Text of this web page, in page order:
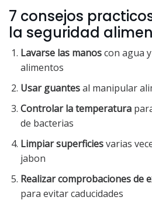
7 consejos
la seguridad
Lavarse las manoscon agua
alimentos
Usar guantesal manipular
Controlar la temperatura
de bacterias
Limpiar superficiesvarias
jabon
Realizar comprobaciones de
para evitar caducidades